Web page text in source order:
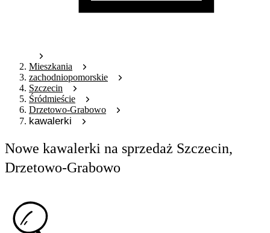
Mieszkania
zachodniopomorskie
Szczecin
Śródmieście
Drzetowo-Grabowo
kawalerki
Nowe kawalerki na sprzedaż Szczecin,
Drzetowo-Grabowo